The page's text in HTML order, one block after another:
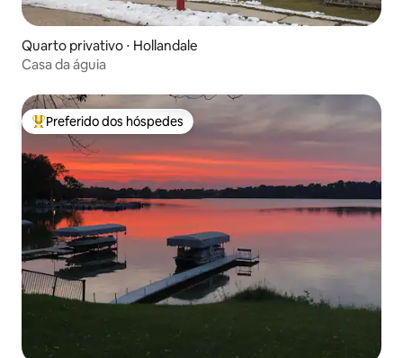
Quarto privativo ⋅ Hollandale
Casa da águia
Entre os melhores preferidos dos hóspedes
Preferido dos hóspedes